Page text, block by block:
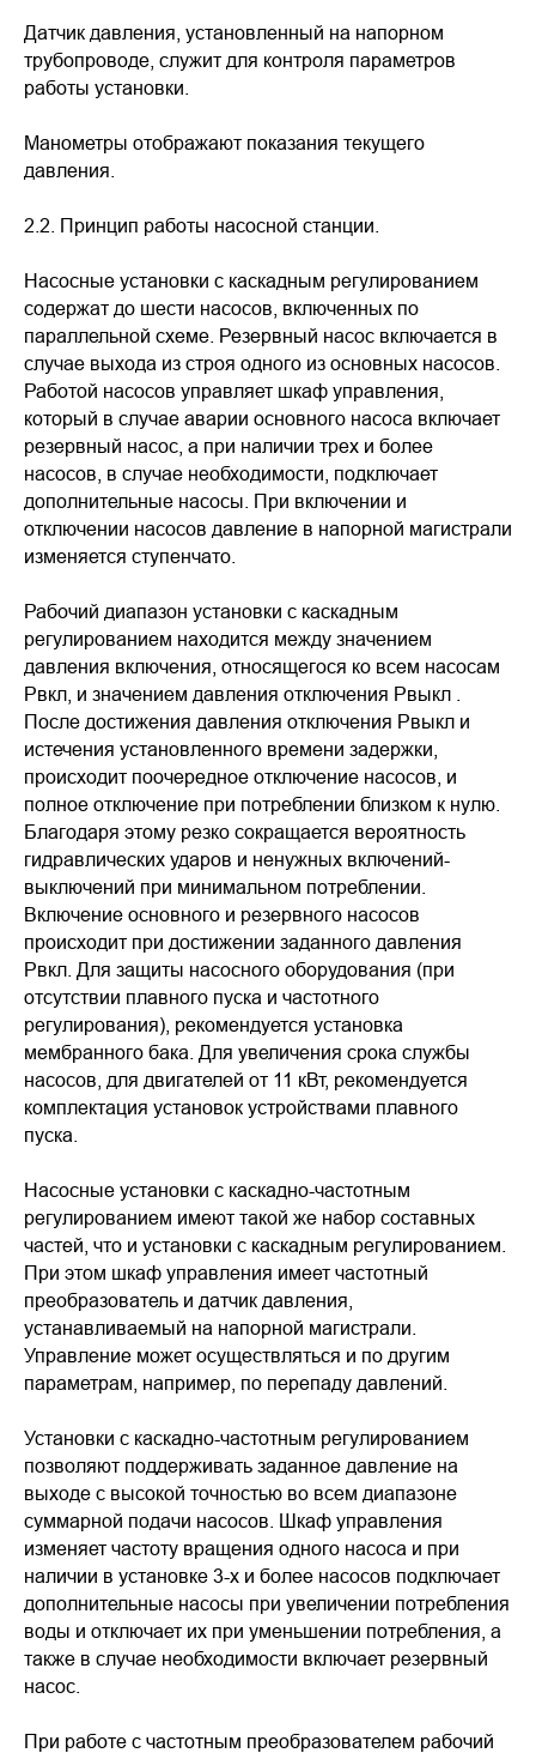
Датчик давления, установленный на напорном
трубопроводе, служит для контроля параметров
работы установки.
Манометры отображают показания текущего
давления.
2.2. Принцип работы насосной станции.
Насосные установки с каскадным регулированием
содержат до шести насосов, включенных по
параллельной схеме. Резервный насос включается в
случае выхода из строя одного из основных насосов.
Работой насосов управляет шкаф управления,
который в случае аварии основного насоса включает
резервный насос, а при наличии трех и более
насосов, в случае необходимости, подключает
дополнительные насосы. При включении и
отключении насосов давление в напорной магистрали
изменяется ступенчато.
Рабочий диапазон установки с каскадным
регулированием находится между значением
давления включения, относящегося ко всем насосам
Рвкл, и значением давления отключения Рвыкл .
После достижения давления отключения Рвыкл и
истечения установленного времени задержки,
происходит поочередное отключение насосов, и
полное отключение при потреблении близком к нулю.
Благодаря этому резко сокращается вероятность
гидравлических ударов и ненужных включений-
выключений при минимальном потреблении.
Включение основного и резервного насосов
происходит при достижении заданного давления
Рвкл. Для защиты насосного оборудования (при
отсутствии плавного пуска и частотного
регулирования), рекомендуется установка
мембранного бака. Для увеличения срока службы
насосов, для двигателей от 11 кВт, рекомендуется
комплектация установок устройствами плавного
пуска.
Насосные установки с каскадно-частотным
регулированием имеют такой же набор составных
частей, что и установки с каскадным регулированием.
При этом шкаф управления имеет частотный
преобразователь и датчик давления,
устанавливаемый на напорной магистрали.
Управление может осуществляться и по другим
параметрам, например, по перепаду давлений.
Установки с каскадно-частотным регулированием
позволяют поддерживать заданное давление на
выходе с высокой точностью во всем диапазоне
суммарной подачи насосов. Шкаф управления
изменяет частоту вращения одного насоса и при
наличии в установке 3-х и более насосов подключает
дополнительные насосы при увеличении потребления
воды и отключает их при уменьшении потребления, а
также в случае необходимости включает резервный
насос.
При работе с частотным преобразователем рабочий